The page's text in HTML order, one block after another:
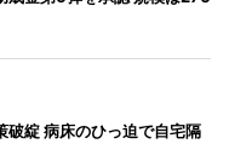
破綻 病床のひっ迫で自宅隔